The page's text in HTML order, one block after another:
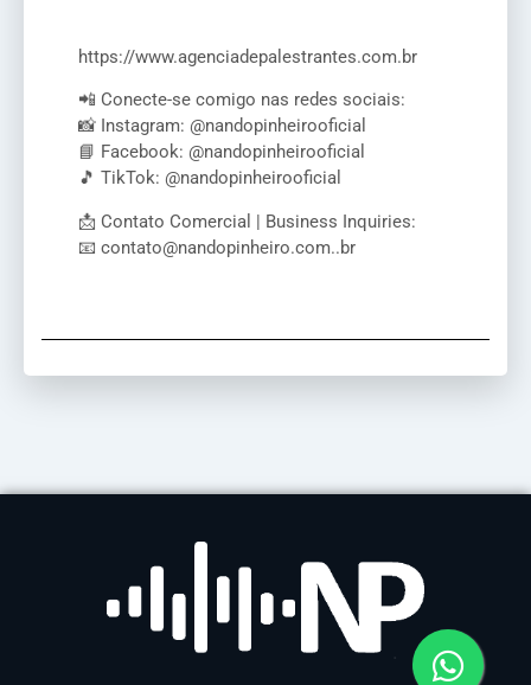
https://www.agenciadepalestrantes.com.br
📲 Conecte-se comigo nas redes sociais:
📸 Instagram: @nandopinheirooficial
📘 Facebook: @nandopinheirooficial
🎵 TikTok: @nandopinheirooficial
📩 Contato Comercial | Business Inquiries:
📧 contato@nandopinheiro.com..br